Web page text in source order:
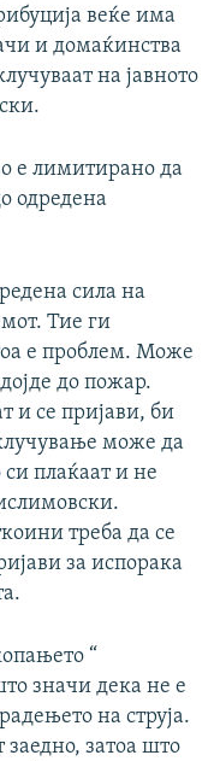
веќе има
и домаќинства
на јавното
е лимитирано да
одредена
сила на
Тие ги
е проблем. Може
до пожар.
и се пријави, би
може да
плаќаат и не
треба да се
за испорака
“
значи дека не е
на струја.
заедно, затоа што